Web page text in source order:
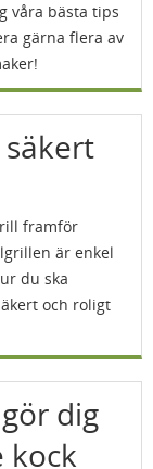
våra bästa tips
gärna flera av
framför
är enkel
du ska
och roligt
dig
kock